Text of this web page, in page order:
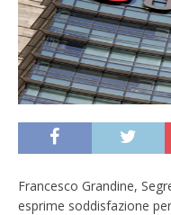
Francesco Grandine,
esprime soddisfazione